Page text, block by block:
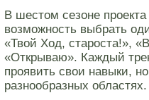
В шестом сезоне
возможность выбрать
«Твой Ход, староста!»,
«Открываю». Каждый
проявить свои навыки,
разнообразных областях.